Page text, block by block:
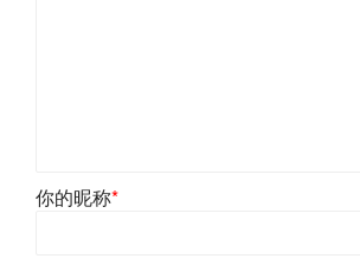
你的昵称*